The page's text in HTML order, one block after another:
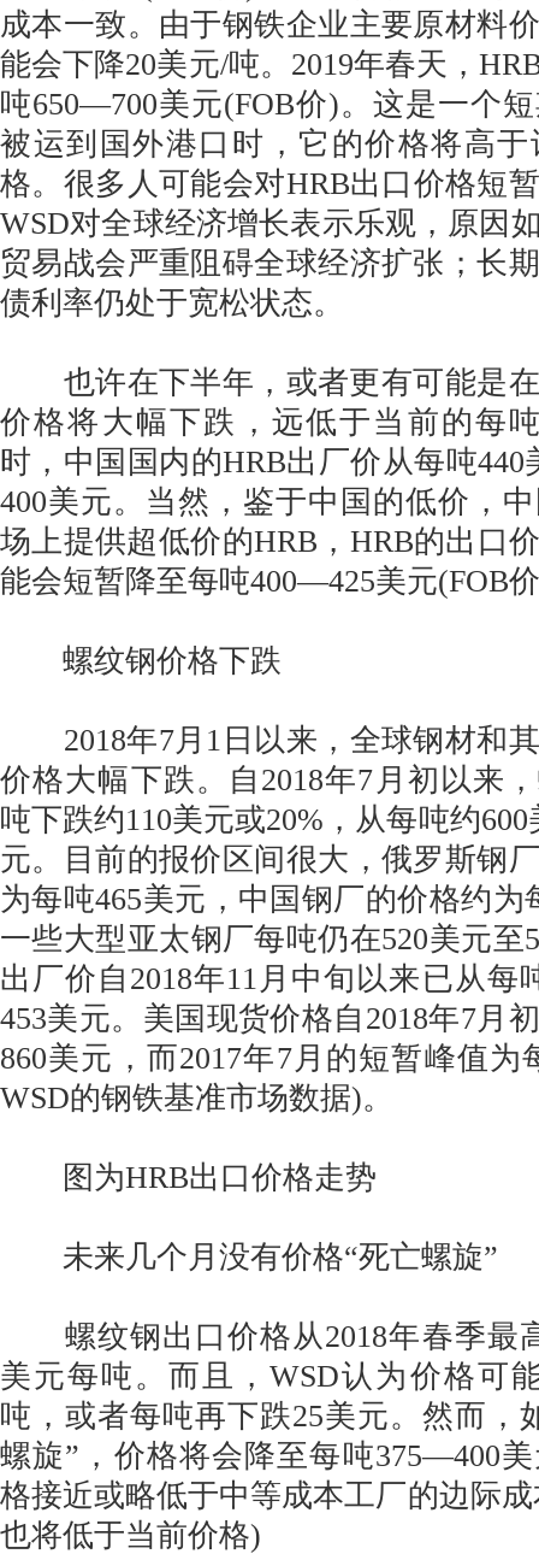
成本一致。由于钢铁企业主要原材料
能会下降20美元/吨。2019年春天，
吨650—700美元(FOB价)。这是一个
被运到国外港口时，它的价格将高
格。很多人可能会对HRB出口价格短
WSD对全球经济增长表示乐观，原因
贸易战会严重阻碍全球经济扩张；长
债利率仍处于宽松状态。
也许在下半年，或者更有可能是在
价格将大幅下跌，远低于当前的每
时，中国国内的HRB出厂价从每吨
400美元。当然，鉴于中国的低价，
场上提供超低价的HRB，HRB的出口
能会短暂降至每吨400—425美元(FOB
螺纹钢价格下跌
2018年7月1日以来，全球钢材和
价格大幅下跌。自2018年7月初以来
吨下跌约110美元或20%，从每吨约
元。目前的报价区间很大，俄罗斯钢
为每吨465美元，中国钢厂的价格约为
一些大型亚太钢厂每吨仍在520美元至
出厂价自2018年11月中旬以来已从每
453美元。美国现货价格自2018年7月
860美元，而2017年7月的短暂峰值为
WSD的钢铁基准市场数据)。
图为HRB出口价格走势
未来几个月没有价格“死亡螺旋”
螺纹钢出口价格从2018年春季最
美元每吨。而且，WSD认为价格可
吨，或者每吨再下跌25美元。然而，
螺旋”，价格将会降至每吨375—400
格接近或略低于中等成本工厂的边际
也将低于当前价格)